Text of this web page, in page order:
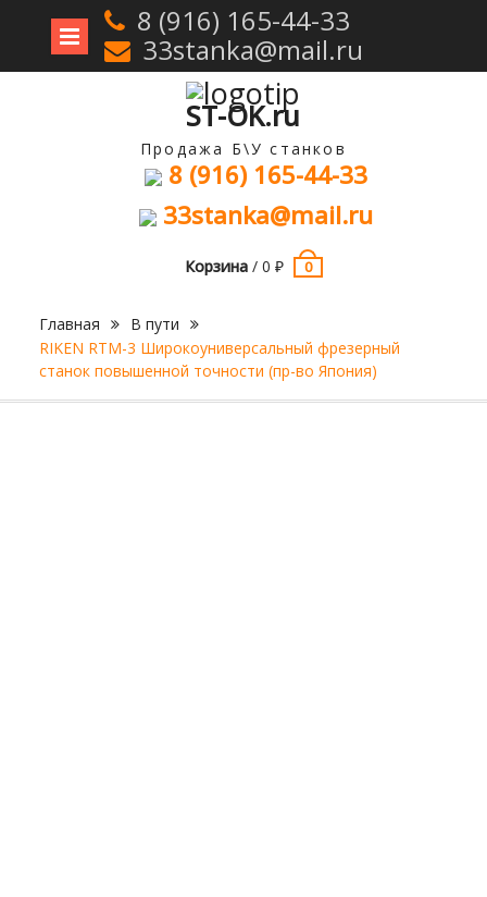
Перейти
8 (916) 165-44-33
33stanka@mail.ru
ST-OK.ru
Продажа Б\У станков
8 (916) 165-44-33
33stanka@mail.ru
Корзина/ 0 ₽ 0
Главная
В пути
RIKEN RTM-3 Широкоуниверсальный фрезерный
станок повышенной точности (пр-во Япония)